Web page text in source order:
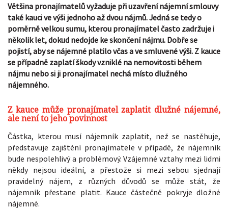
Většina pronajímatelů vyžaduje při uzavření nájemní smlouvy
také kauci ve výši jednoho až dvou nájmů. Jedná se tedy o
poměrně velkou sumu, kterou pronajímatel často zadržuje i
několik let, dokud nedojde ke skončení nájmu. Dobře se
pojistí, aby se nájemné platilo včas a ve smluvené výši. Z kauce
se případně zaplatí škody vzniklé na nemovitosti během
nájmu nebo si ji pronajímatel nechá místo dlužného
nájemného.
Z kauce může pronajímatel zaplatit dlužné nájemné,
ale není to jeho povinnost
Částka, kterou musí nájemník zaplatit, než se nastěhuje,
představuje zajištění pronajímatele v případě, že nájemník
bude nespolehlivý a problémový. Vzájemné vztahy mezi lidmi
někdy nejsou ideální, a přestože si mezi sebou sjednají
pravidelný nájem, z různých důvodů se může stát, že
nájemník přestane platit. Kauce částečně pokryje dložné
nájemné.